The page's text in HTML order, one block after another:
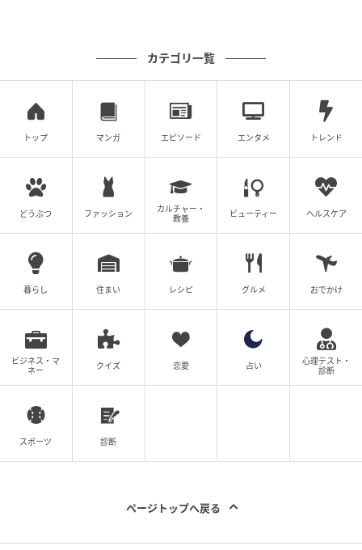
『美ST』は誌面に出させていただくこともあり読者層
の方と同世代ですが、年齢的に以前に比べて疲れやす
くはなりました。でも正直あんまり変わってはいない
かな、いい意味でも悪い意味でも。デビューした頃か
らそのまま年だけ取っちゃったなみたいな感じがして
いて。もともと年齢は気にならないタイプなんですけ
ど、37になって「そろそろ年とりたくないな」って思
い始めたので、ここから抗い始めるかもしれないです
ね（笑）。周りの40代、50代の方に聞くと「30代より
40代のほうが楽しいし、40代より50代の方が楽しい」
40代になるのは楽しみしかありません。人生を楽しみ
たいなって思っています。美容もあまりやってきてい
なかったのが、ちょっとずつやるようになるとすごく
楽しくて！ やればやるだけちゃんと変化を感じられま
すし、40代になったら肌治療もやってみたいですね。
スキンケアでは乾燥に一番気をつけています。あとは
が、ラウンドした日に肌が少し熱を持っていることが
カテゴリ一覧
トップ マンガ エピソード エンタメ トレンド
どうぶつ ファッション
カルチャー・
教養
ビューティー ヘルスケア
暮らし 住まい レシピ グルメ おでかけ
ビジネス・マ
ネー
クイズ 恋愛 占い
心理テスト・
診断
スポーツ 診断
ページトップへ戻る